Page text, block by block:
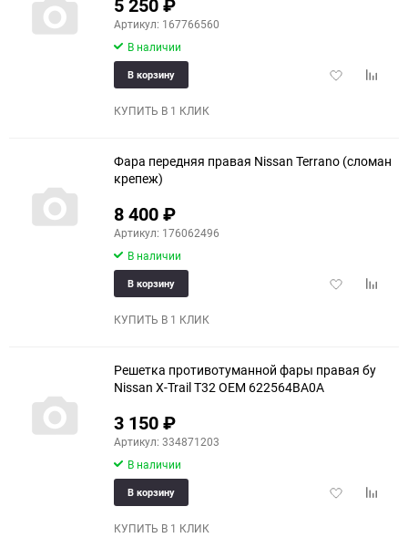
Артикул: 167766560
В наличии
Добавить
В корзину
КУПИТЬ В 1 КЛИК
Фара передняя правая Nissan Terrano (сломан
крепеж)
8 400₽
Артикул: 176062496
В наличии
Добавить
В корзину
КУПИТЬ В 1 КЛИК
Решетка противотуманной фары правая бу
Nissan X-Trail T32 OEM 622564BA0A
3 150₽
Артикул: 334871203
В наличии
Добавить
В корзину
КУПИТЬ В 1 КЛИК